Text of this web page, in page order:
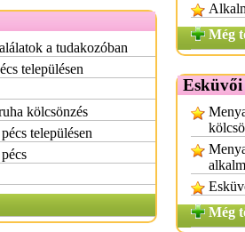
a tudakozóban
településen
kölcsönzés
településen
Még
Esküvői
Még